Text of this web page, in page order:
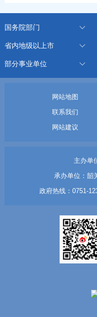
国务院部门
省内地级以上市
部分事业单位
网站地图
联系我们
网站建议
主办单
承办单位：韶
政府热线：0751-